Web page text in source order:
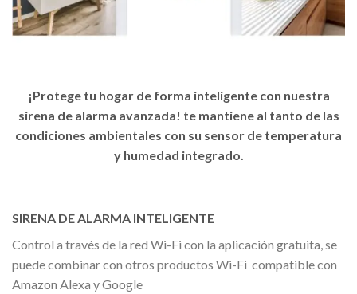
¡Protege tu hogar de forma inteligente con nuestra
sirena de alarma avanzada! te mantiene al tanto de las
condiciones ambientales con su sensor de temperatura
y humedad integrado.
SIRENA DE ALARMA INTELIGENTE
Control a través de la red Wi-Fi con la aplicación gratuita, se
puede combinar con otros productos Wi-Fi compatible con
Amazon Alexa y Google